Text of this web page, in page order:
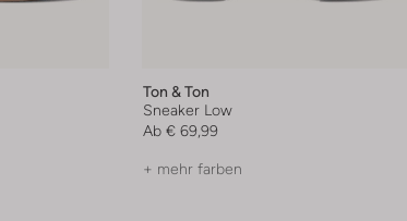
Ton & Ton
Sneaker Low
Ab € 69,99
+ mehr farben